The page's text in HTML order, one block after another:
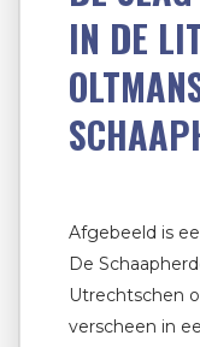
IN DE
Afgebeeld is
De
Utrechtschen
verscheen in